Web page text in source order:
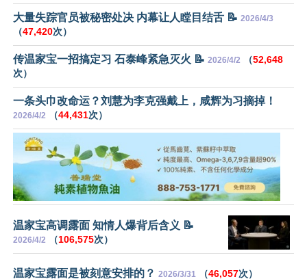
大量失踪官员被秘密处决 内幕让人瞠目结舌 📝 2026/4/3
（47,420次）
传温家宝一招搞定习 石泰峰紧急灭火 📝 2026/4/2 （52,648
次）
一条头巾改命运？刘慧为李克强戴上，咸辉为习摘掉！
2026/4/2 （44,431次）
温家宝高调露面 知情人爆背后含义 📝
2026/4/2 （106,575次）
温家宝露面是被刻意安排的？ 2026/3/31 （46,057次）